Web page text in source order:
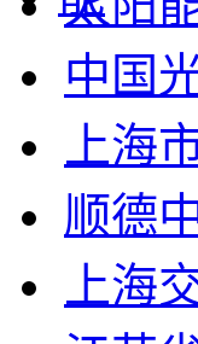
中国
上海
顺德
上海